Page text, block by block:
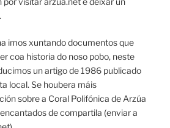
imos xuntando documentos que
coa historia do noso pobo, neste
un artigo de 1986 publicado
local. Se houbera máis
sobre a Coral Polifónica de Arzúa
de compartila (enviar a